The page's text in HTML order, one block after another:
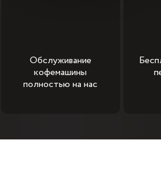
Обслуживание
кофемашины
полностью на нас